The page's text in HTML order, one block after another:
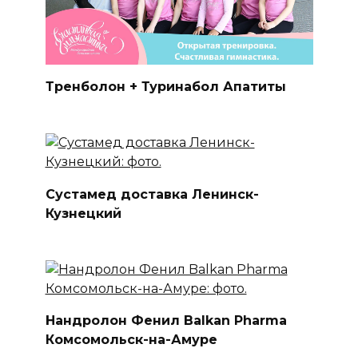
Тренболон + Туринабол Апатиты
Сустамед доставка Ленинск-
Кузнецкий
Нандролон Фенил Balkan Pharma
Комсомольск-на-Амуре